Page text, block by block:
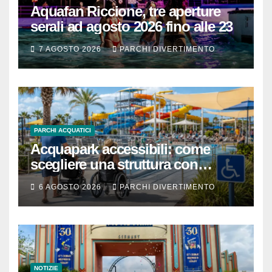
Aquafan Riccione, tre aperture
serali ad agosto 2026 fino alle 23
7 AGOSTO 2026 PARCHI DIVERTIMENTO
PARCHI ACQUATICI
Acquapark accessibili: come
scegliere una struttura con
passeggino o sedia a rotelle
6 AGOSTO 2026 PARCHI DIVERTIMENTO
NOTIZIE